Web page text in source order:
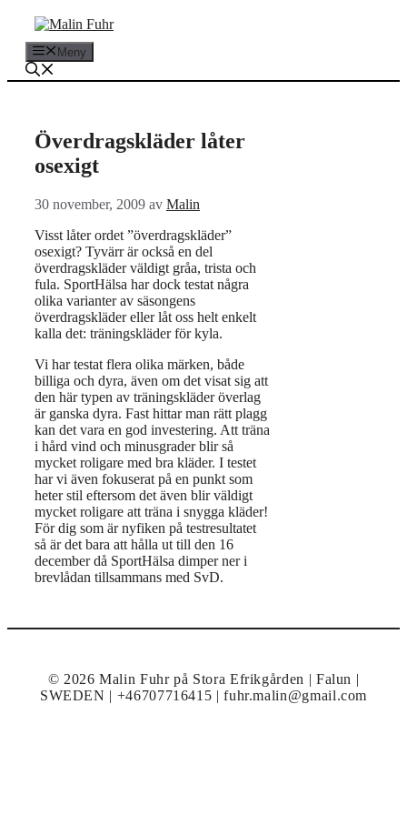
Hoppa
innehåll Meny
Överdragskläder låter
osexigt
30 november, 2009 av Malin
Visst låter ordet ”överdragskläder”
osexigt? Tyvärr är också en del
överdragskläder väldigt gråa, trista och
fula. SportHälsa har dock testat några
olika varianter av säsongens
överdragskläder eller låt oss helt enkelt
kalla det: träningskläder för kyla.
Vi har testat flera olika märken, både
billiga och dyra, även om det visat sig att
den här typen av träningskläder överlag
är ganska dyra. Fast hittar man rätt plagg
kan det vara en god investering. Att träna
i hård vind och minusgrader blir så
mycket roligare med bra kläder. I testet
har vi även fokuserat på en punkt som
heter stil eftersom det även blir väldigt
mycket roligare att träna i snygga kläder!
För dig som är nyfiken på testresultatet
så är det bara att hålla ut till den 16
december då SportHälsa dimper ner i
brevlådan tillsammans med SvD.
© 2026 Malin Fuhr på Stora Efrikgården | Falun |
SWEDEN | +46707716415 | fuhr.malin@gmail.com